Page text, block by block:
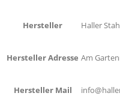
Hersteller Haller
Hersteller Adresse Am
Hersteller Mail